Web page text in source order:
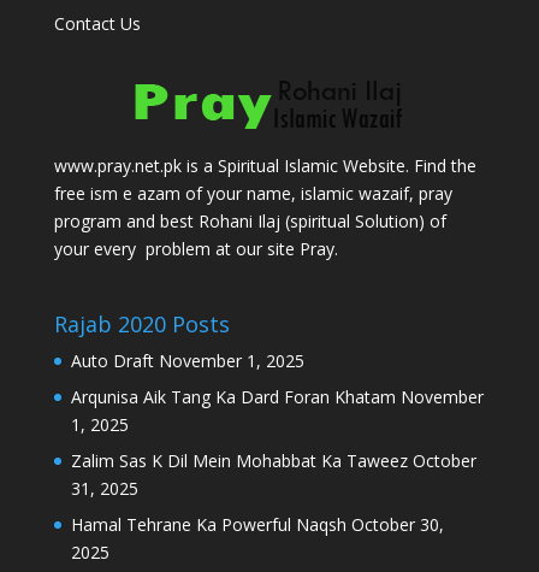
Contact Us
www.pray.net.pk is a Spiritual Islamic Website. Find the
free ism e azam of your name, islamic wazaif, pray
program and best Rohani Ilaj (spiritual Solution) of
your every problem at our site Pray.
Rajab 2020 Posts
Auto Draft November 1, 2025
Arqunisa Aik Tang Ka Dard Foran Khatam November
1, 2025
Zalim Sas K Dil Mein Mohabbat Ka Taweez October
31, 2025
Hamal Tehrane Ka Powerful Naqsh October 30,
2025